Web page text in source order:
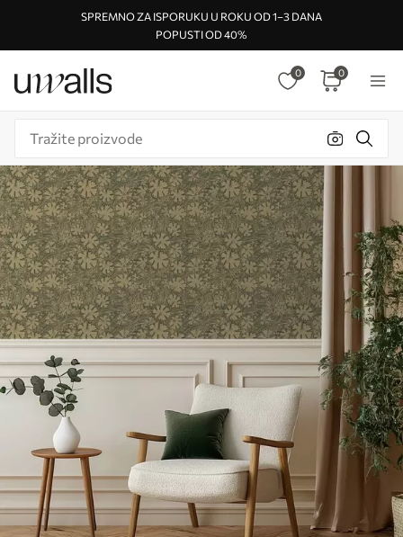
SPREMNO ZA ISPORUKU U ROKU OD 1–3 DANA
POPUSTI OD 40%
0 0